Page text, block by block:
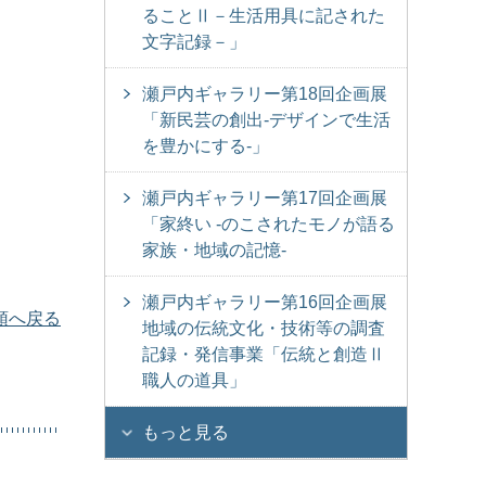
へ戻る
ることⅡ－生活用具に記された
文字記録－」
瀬戸内ギャラリー第18回企画展
「新民芸の創出‐デザインで生活
を豊かにする‐」
瀬戸内ギャラリー第17回企画展
「家終い -のこされたモノが語る
家族・地域の記憶‐
瀬戸内ギャラリー第16回企画展
地域の伝統文化・技術等の調査
記録・発信事業「伝統と創造Ⅱ
職人の道具」
もっと見る